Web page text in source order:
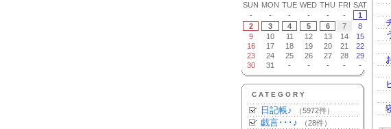
SUN MON TUE WED THU FRI SAT
-
- - - - -
1
2
3 4 5 6 7
8
9
10 11 12 13 14
15
16
17 18 19 20 21
22
23
24 25 26 27 28
29
30
31 - - - - -
CATEGORY
日記帳♪ （5972件）
戯言･･･♪ （28件）